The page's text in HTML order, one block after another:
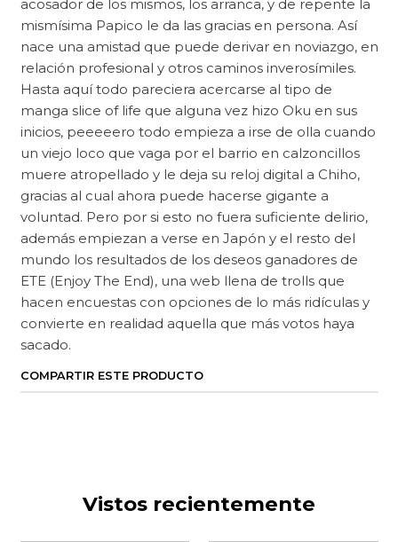
acosador de los mismos, los arranca, y de repente la
mismísima Papico le da las gracias en persona. Así
nace una amistad que puede derivar en noviazgo, en
relación profesional y otros caminos inverosímiles.
Hasta aquí todo pareciera acercarse al tipo de
manga slice of life que alguna vez hizo Oku en sus
inicios, peeeeero todo empieza a irse de olla cuando
un viejo loco que vaga por el barrio en calzoncillos
muere atropellado y le deja su reloj digital a Chiho,
gracias al cual ahora puede hacerse gigante a
voluntad. Pero por si esto no fuera suficiente delirio,
además empiezan a verse en Japón y el resto del
mundo los resultados de los deseos ganadores de
ETE (Enjoy The End), una web llena de trolls que
hacen encuestas con opciones de lo más ridículas y
convierte en realidad aquella que más votos haya
sacado.
COMPARTIR ESTE PRODUCTO
Vistos recientemente